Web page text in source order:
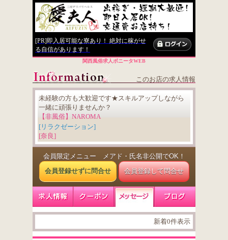
[PR]即入居可能な寮あり！ 絶対に稼がせ
る自信があります！
関西風俗求人ボニータWEB
このお店の求人情報
未経験の方も大歓迎です★スキルアップしながら
一緒に頑張りませんか？
【非風俗】NAROMA
[リラクゼーション]
[奈良]
会員限定メニュー メアド・氏名非公開でOK！
会員登録せずに問合せ
会員登録して問合せ
新着0件表示